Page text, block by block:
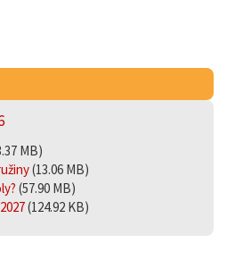
MB)
(13.06 MB)
(57.90 MB)
(124.92 KB)